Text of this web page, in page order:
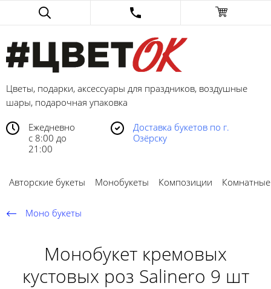
Цветы, подарки, аксессуары для праздников, воздушные
шары, подарочная упаковка
Ежедневно
с 8:00 до
21:00
Доставка букетов по г.
Озёрску
Авторские букеты Монобукеты Композиции
Моно букеты
Монобукет кремовых
кустовых роз Salinero 9 шт